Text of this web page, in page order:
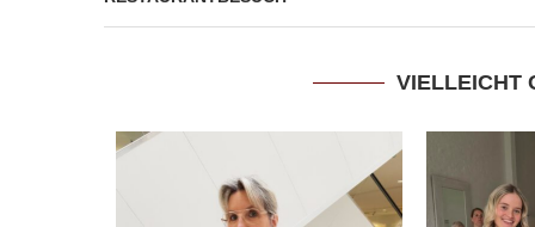
VIELLEICHT